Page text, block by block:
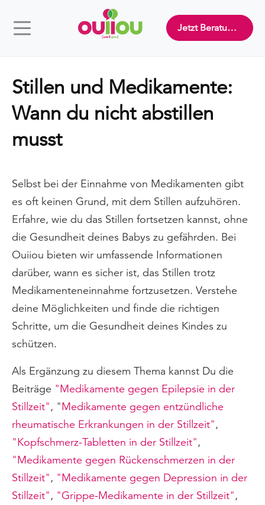
Jetzt Beratung buchen
Stillen und Medikamente:
Wann du nicht abstillen
musst
Selbst bei der Einnahme von Medikamenten gibt
es oft keinen Grund, mit dem Stillen aufzuhören.
Erfahre, wie du das Stillen fortsetzen kannst, ohne
die Gesundheit deines Babys zu gefährden. Bei
Ouiiou bieten wir umfassende Informationen
darüber, wann es sicher ist, das Stillen trotz
Medikamenteneinnahme fortzusetzen. Verstehe
deine Möglichkeiten und finde die richtigen
Schritte, um die Gesundheit deines Kindes zu
schützen.
Als Ergänzung zu diesem Thema kannst Du die
Beiträge "Medikamente gegen Epilepsie in der
Stillzeit", "Medikamente gegen entzündliche
rheumatische Erkrankungen in der Stillzeit",
"Kopfschmerz-Tabletten in der Stillzeit",
"Medikamente gegen Rückenschmerzen in der
Stillzeit", "Medikamente gegen Depression in der
Stillzeit", "Grippe-Medikamente in der Stillzeit",